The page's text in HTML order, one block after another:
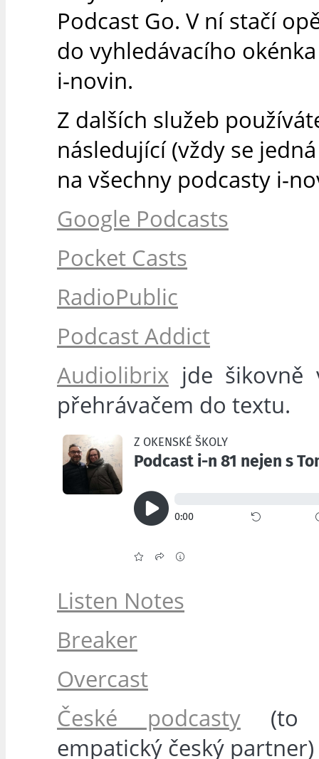
Podcast Go. V ní stačí
do vyhledávacího
i-novin.
Z dalších služeb
následující (vždy se
na všechny podcasty i-
Google Podcasts
Pocket Casts
RadioPublic
Podcast Addict
Audiolibrix jde
přehrávačem do textu.
Listen Notes
Breaker
Overcast
České podcasty(to
empatický český partner)